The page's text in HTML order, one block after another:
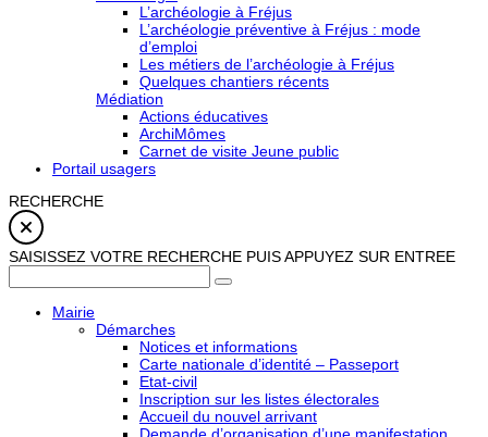
L’archéologie à Fréjus
L’archéologie préventive à Fréjus : mode
d’emploi
Les métiers de l’archéologie à Fréjus
Quelques chantiers récents
Médiation
Actions éducatives
ArchiMômes
Carnet de visite Jeune public
Portail usagers
RECHERCHE
SAISISSEZ VOTRE RECHERCHE PUIS APPUYEZ SUR ENTREE
Mairie
Démarches
Notices et informations
Carte nationale d’identité – Passeport
Etat-civil
Inscription sur les listes électorales
Accueil du nouvel arrivant